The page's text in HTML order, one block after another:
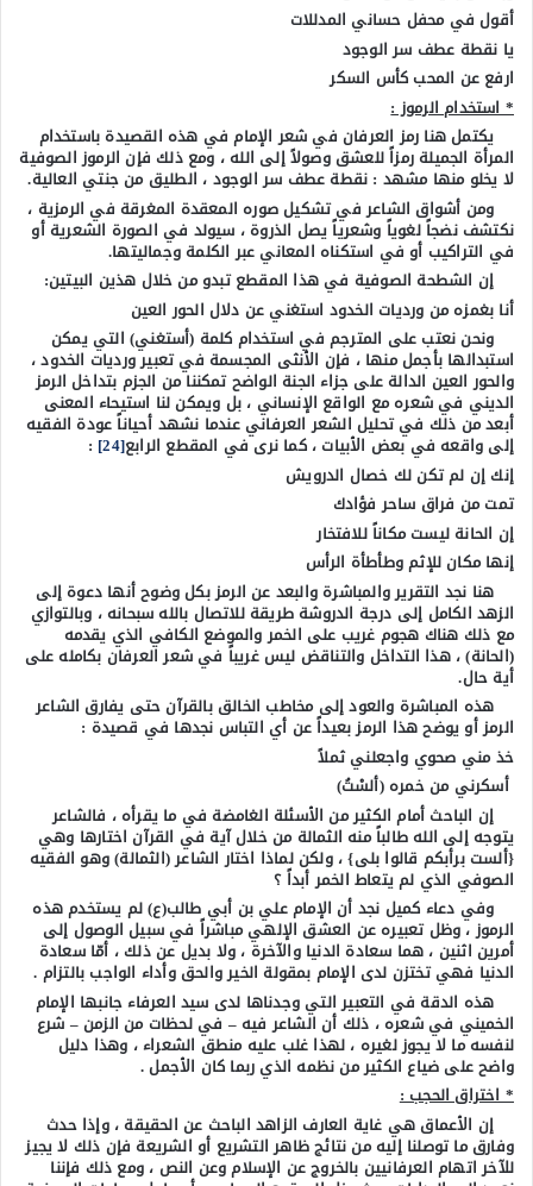
أقول في محفل حساني المدللات
يا نقطة عطف سر الوجود
ارفع عن المحب كأس السكر
* استخدام الرموز :
يكتمل هنا رمز العرفان في شعر الإمام في هذه القصيدة باستخدام
المرأة الجميلة رمزاً للعشق وصولاً إلى الله ، ومع ذلك فإن الرموز الصوفية
لا يخلو منها مشهد : نقطة عطف سر الوجود ، الطليق من جنتي العالية.
ومن أشواق الشاعر في تشكيل صوره المعقدة المغرقة في الرمزية ،
نكتشف نضجاً لغوياً وشعرياً يصل الذروة ، سيولد في الصورة الشعرية أو
في التراكيب أو في استكناه المعاني عبر الكلمة وجماليتها.
إن الشطحة الصوفية في هذا المقطع تبدو من خلال هذين البيتين:
أنا بغمزه من ورديات الخدود استغني عن دلال الحور العين
ونحن نعتب على المترجم في استخدام كلمة (أستغني) التي يمكن
استبدالها بأجمل منها ، فإن الأنثى المجسمة في تعبير ورديات الخدود ،
والحور العين الدالة على جزاء الجنة الواضح تمكننا من الجزم بتداخل الرمز
الديني في شعره مع الواقع الإنساني ، بل ويمكن لنا استيحاء المعنى
أبعد من ذلك في تحليل الشعر العرفاني عندما نشهد أحياناً عودة الفقيه
إلى واقعه في بعض الأبيات ، كما نرى في المقطع الرابع[24]
:
إنك إن لم تكن لك خصال الدرويش
تمت من فراق ساحر فؤادك
إن الحانة ليست مكاناً للافتخار
إنها مكان للإثم وطأطأة الرأس
هنا نجد التقرير والمباشرة والبعد عن الرمز بكل وضوح أنها دعوة إلى
الزهد الكامل إلى درجة الدروشة طريقة للاتصال بالله سبحانه ، وبالتوازي
مع ذلك هناك هجوم غريب على الخمر والموضع الكافي الذي يقدمه
(الحانة) ، هذا التداخل والتناقض ليس غريباً في شعر العرفان بكامله على
أية حال.
هذه المباشرة والعود إلى مخاطب الخالق بالقرآن حتى يفارق الشاعر
الرمز أو يوضح هذا الرمز بعيداً عن أي التباس نجدها في قصيدة :
خذ مني صحوي واجعلني ثملاً
أسكرني من خمره (ألسْتُ)
إن الباحث أمام الكثير من الأسئلة الغامضة في ما يقرأه ، فالشاعر
يتوجه إلى الله طالباً منه الثمالة من خلال آية في القرآن اختارها وهي
{ألست برأبكم قالوا بلى} ، ولكن لماذا اختار الشاعر (الثمالة) وهو الفقيه
الصوفي الذي لم يتعاط الخمر أبداً ؟
وفي دعاء كميل نجد أن الإمام علي بن أبي طالب(ع) لم يستخدم هذه
الرموز ، وظل تعبيره عن العشق الإلهي مباشراً في سبيل الوصول إلى
أمرين اثنين ، هما سعادة الدنيا والآخرة ، ولا بديل عن ذلك ، أمّا سعادة
الدنيا فهي تختزن لدى الإمام بمقولة الخير والحق وأداء الواجب بالتزام .
هذه الدقة في التعبير التي وجدناها لدى سيد العرفاء جانبها الإمام
الخميني في شعره ، ذلك أن الشاعر فيه – في لحظات من الزمن – شرع
لنفسه ما لا يجوز لغيره ، لهذا غلب عليه منطق الشعراء ، وهذا دليل
واضح على ضياع الكثير من نظمه الذي ربما كان الأجمل .
* اختراق الحجب :
إن الأعماق هي غاية العارف الزاهد الباحث عن الحقيقة ، وإذا حدث
وفارق ما توصلنا إليه من نتائج ظاهر التشريع أو الشريعة فإن ذلك لا يجيز
للآخر اتهام العرفانيين بالخروج عن الإسلام وعن النص ، ومع ذلك فإننا